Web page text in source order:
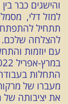
תתחיל להתפתח
עם יוזמות
התחלות בעבודה
מעברו של
את יציבותה